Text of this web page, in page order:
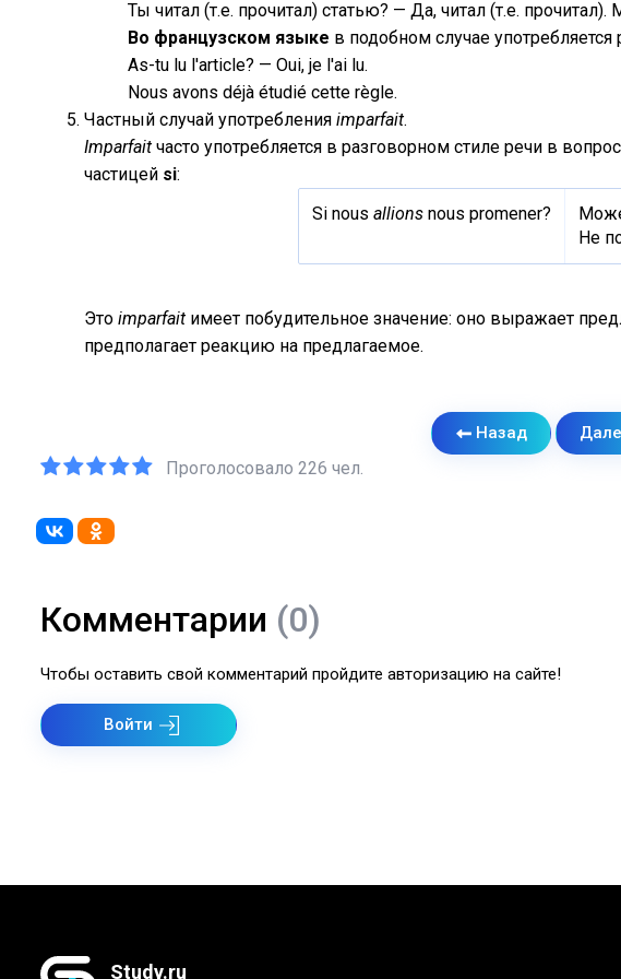
Ты читал (т.е. прочитал) статью? — Да, читал (т.е.
Во французском языке в подобном случае употребляется
As-tu lu l'article? — Oui, je l'ai lu.
Nous avons déjà étudié cette règle.
Частный случай употребления imparfait.
Imparfait часто употребляется в разговорном стиле речи в
частицей si:
Si nous allionsnous promener?
Не
Это imparfait имеет побудительное значение: оно выражает
предполагает реакцию на предлагаемое.
Назад
Проголосовало 226 чел.
Комментарии (0)
Чтобы оставить свой комментарий пройдите авторизацию на сайте!
Войти
Study.ru